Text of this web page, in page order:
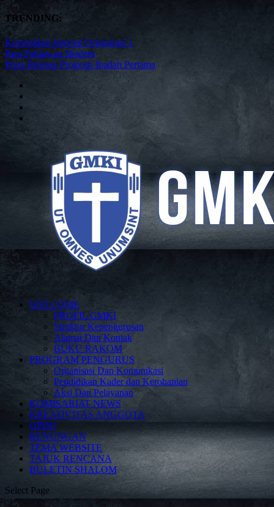
TRENDING:
Konsolidasi Internal Organisasi 1
Para Pahlawan Modern
Press Release Program Ibadah Pertama
WELCOME
PROFIL GMKI
Struktur Kepengurusan
Alamat Dan Kontak
BUKU RAKOM
PROGRAM PENGURUS
Organisasi Dan Komunikasi
Pendidikan Kader dan Kerohanian
Aksi Dan Pelayanan
KOMISARIAT NEWS
KREATIVITAS ANGGOTA
OPINI
RENUNGAN
TEMA WEBSITE
TAJUK RENCANA
BULETIN SHALOM
Select Page